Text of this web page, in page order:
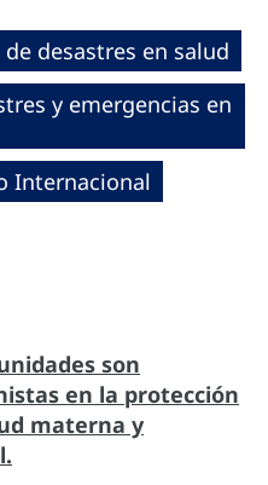
desastres en salud
y emergencias en
Internacional
son
en la protección
materna y